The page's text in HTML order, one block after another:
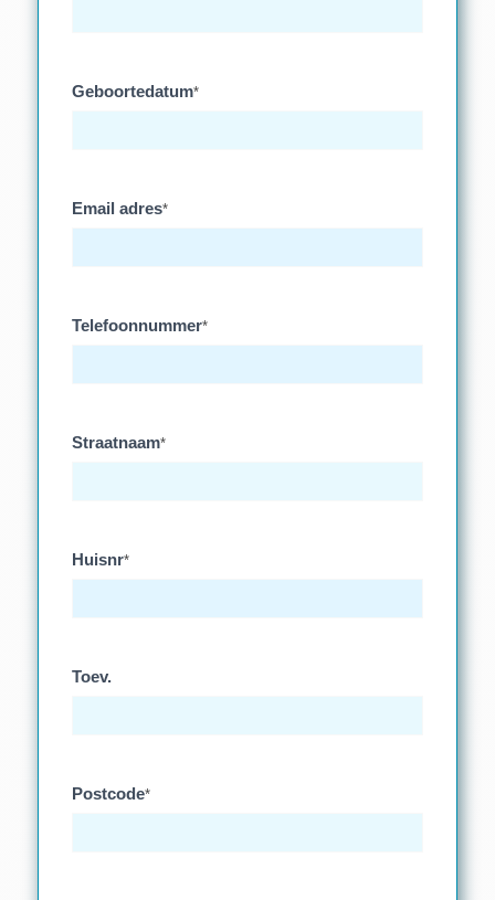
Geboortedatum*
Email adres*
Telefoonnummer*
Straatnaam*
Huisnr*
Toev.
Postcode*